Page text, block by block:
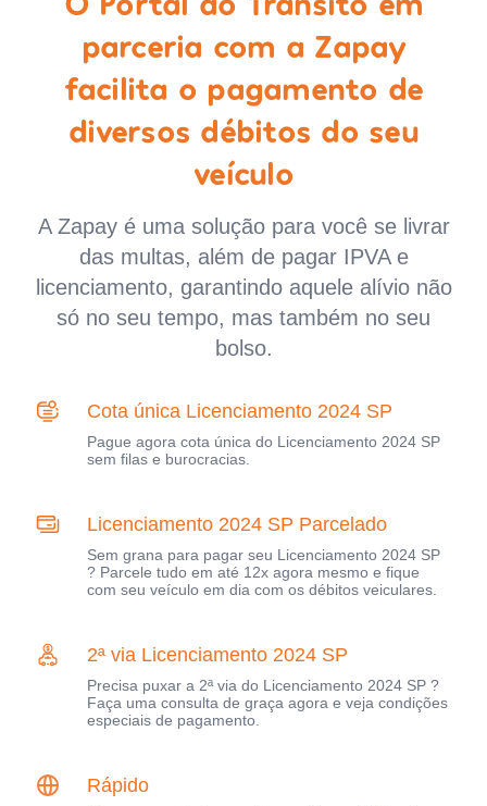
parceria com a Zapay
facilita o pagamento de
diversos débitos do seu
veículo
A Zapay é uma solução para você se livrar
das multas, além de pagar IPVA e
licenciamento, garantindo aquele alívio não
só no seu tempo, mas também no seu
bolso.
Cota única Licenciamento 2024 SP
Pague agora cota única do Licenciamento 2024 SP
sem filas e burocracias.
Licenciamento 2024 SP Parcelado
Sem grana para pagar seu Licenciamento 2024 SP
? Parcele tudo em até 12x agora mesmo e fique
com seu veículo em dia com os débitos veiculares.
2ª via Licenciamento 2024 SP
Precisa puxar a 2ª via do Licenciamento 2024 SP ?
Faça uma consulta de graça agora e veja condições
especiais de pagamento.
Rápido